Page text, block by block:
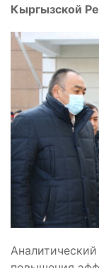
Кыргызской